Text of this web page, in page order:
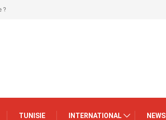
?
TUNISIE INTERNATIONAL NEWS